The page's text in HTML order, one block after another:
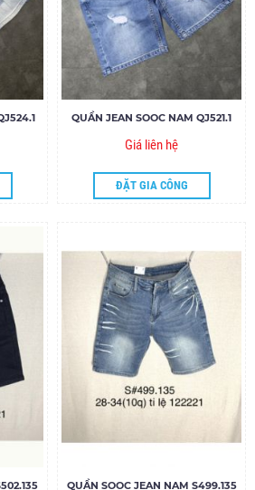
QUẦN JEAN SOOC NAM QJ521.1
Giá liên hệ
ĐẶT GIA CÔNG
QUẦN SOOC JEAN NAM S499.135